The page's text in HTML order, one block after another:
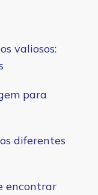
valiosos:
para
diferentes
encontrar